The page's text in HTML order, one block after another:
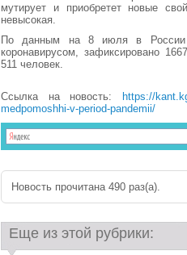
мутирует и приобретет новые
невысокая.
По данным на 8 июля в России
коронавирусом, зафиксировано
511 человек.
Ссылка на новость:
https://
medpomoshhi-v-period-pandemii/
Новость прочитана 490 раз(a).
Еще из этой рубрики: